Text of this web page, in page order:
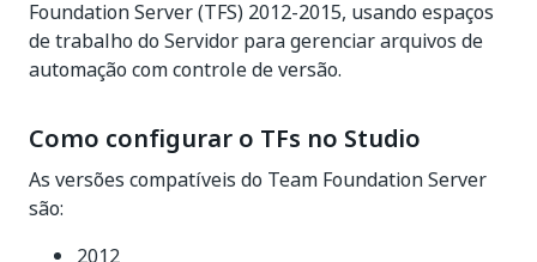
Foundation Server (TFS) 2012-2015, usando espaços
de trabalho do Servidor para gerenciar arquivos de
automação com controle de versão.
Como configurar o TFs no Studio
As versões compatíveis do Team Foundation Server
são:
2012